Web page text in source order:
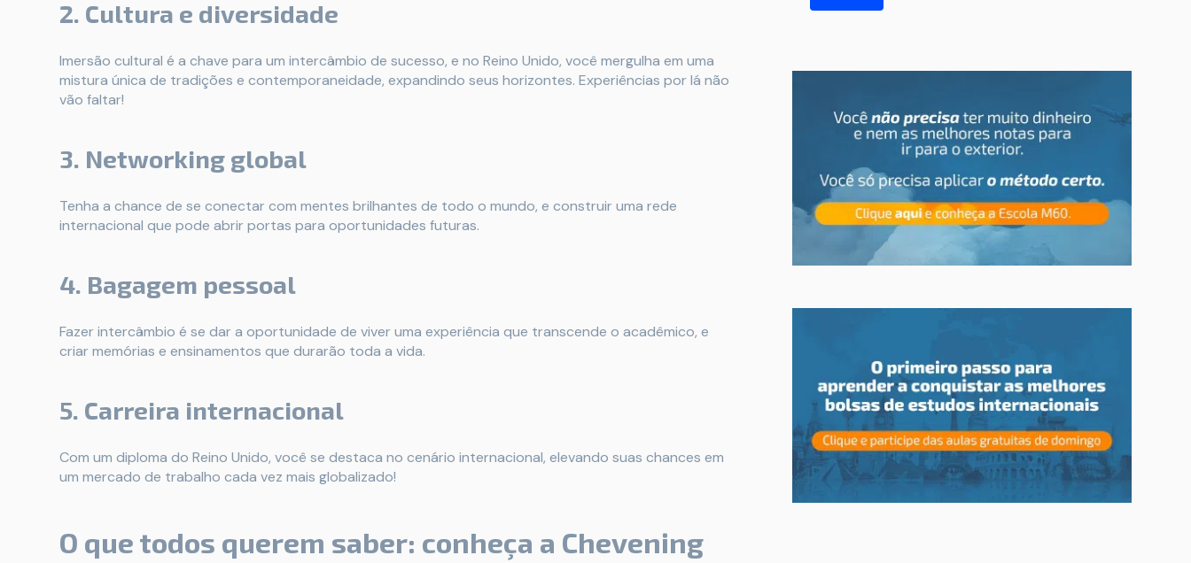
2. Cultura e diversidade
Imersão cultural é a chave para um intercâmbio de sucesso, e no Reino Unido, você mergulha em uma
mistura única de tradições e contemporaneidade, expandindo seus horizontes. Experiências por lá não
vão faltar!
3. Networking global
Tenha a chance de se conectar com mentes brilhantes de todo o mundo, e construir uma rede
internacional que pode abrir portas para oportunidades futuras.
4. Bagagem pessoal
Fazer intercâmbio é se dar a oportunidade de viver uma experiência que transcende o acadêmico, e
criar memórias e ensinamentos que durarão toda a vida.
5. Carreira internacional
Com um diploma do Reino Unido, você se destaca no cenário internacional, elevando suas chances em
um mercado de trabalho cada vez mais globalizado!
O que todos querem saber: conheça a Chevening